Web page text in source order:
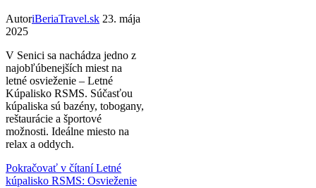
AutoriBeriaTravel.sk 23. mája
2025
V Senici sa nachádza jedno z
najobľúbenejších miest na
letné osvieženie – Letné
Kúpalisko RSMS. Súčasťou
kúpaliska sú bazény, tobogany,
reštaurácie a športové
možnosti. Ideálne miesto na
relax a oddych.
Pokračovať v čítaníLetné
kúpalisko RSMS: Osvieženie